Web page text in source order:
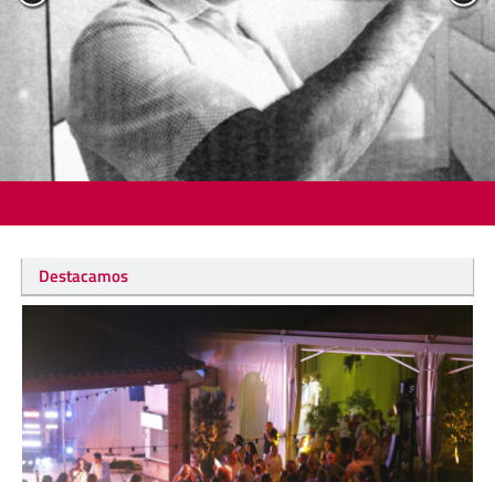
Destacamos